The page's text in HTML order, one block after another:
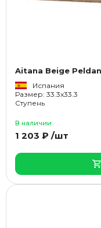
Aitana Beige
Испания
Размер: 33.3x33.3
Ступень
В наличии
1 203 ₽ /шт